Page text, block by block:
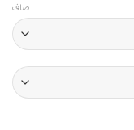
صاف